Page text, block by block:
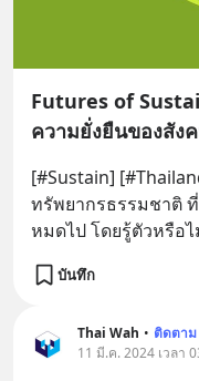
Futures of
ความยั่งยืนของสัง
[#Sustain]
ทรัพยากรธรรมชาติ
หมดไป โดยรู้ตัวหรือ
บันทึก
Thai Wah • ติดตาม
11 มี.ค. 2024 เวลา